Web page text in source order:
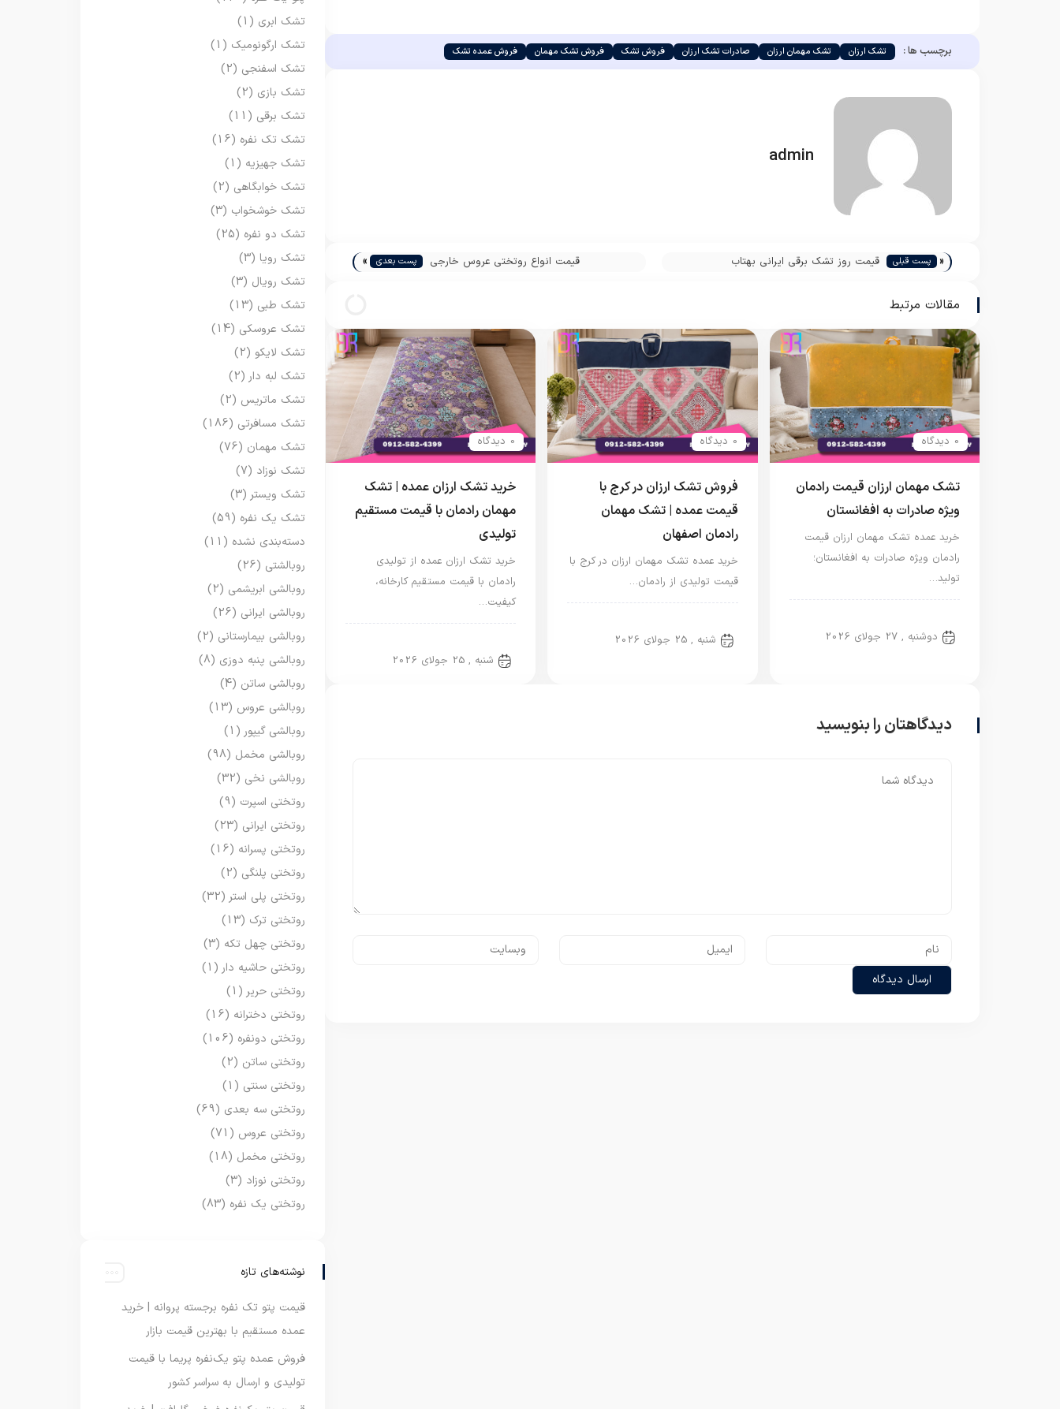
برچسب ها : تشک ارزان تشک مهمان ارزان صادرات تشک ارزان فروش تشک فروش تشک مهمان فروش عمده تشک
admin
« پست قبلی قیمت روز تشک برقی ایرانی بهتاب قیمت انواع روتختی عروس خارجی پست بعدی »
مقالات مرتبط
0 دیدگاه
تشک مهمان ارزان قیمت رادمان
ویژه صادرات به افغانستان
خرید عمده تشک مهمان ارزان قیمت
رادمان ویژه صادرات به افغانستان؛
تولید…
دوشنبه , 27 جولای 2026
0 دیدگاه
فروش تشک ارزان در کرج با
قیمت عمده | تشک مهمان
رادمان اصفهان
خرید عمده تشک مهمان ارزان در کرج با
قیمت تولیدی از رادمان…
شنبه , 25 جولای 2026
0 دیدگاه
خرید تشک ارزان عمده | تشک
مهمان رادمان با قیمت مستقیم
تولیدی
خرید تشک ارزان عمده از تولیدی
رادمان با قیمت مستقیم کارخانه،
کیفیت…
شنبه , 25 جولای 2026
دیدگاهتان را بنویسید
تشک ابری (1)
تشک ارگونومیک (1)
تشک اسفنجی (2)
تشک بازی (2)
تشک برقی (11)
تشک تک نفره (16)
تشک جهیزیه (1)
تشک خوابگاهی (2)
تشک خوشخواب (3)
تشک دو نفره (25)
تشک رویا (3)
تشک رویال (3)
تشک طبی (13)
تشک عروسکی (14)
تشک لایکو (2)
تشک لبه دار (2)
تشک ماتریس (2)
تشک مسافرتی (186)
تشک مهمان (76)
تشک نوزاد (7)
تشک ویستر (3)
تشک یک نفره (59)
دسته‌بندی نشده (11)
روبالشتی (26)
روبالشی ابریشمی (2)
روبالشی ایرانی (26)
روبالشی بیمارستانی (2)
روبالشی پنبه دوزی (8)
روبالشی ساتن (4)
روبالشی عروس (13)
روبالشی گیپور (1)
روبالشی مخمل (98)
روبالشی نخی (32)
روتختی اسپرت (9)
روتختی ایرانی (23)
روتختی پسرانه (16)
روتختی پلنگی (2)
روتختی پلی استر (32)
روتختی ترک (13)
روتختی چهل تکه (3)
روتختی حاشیه دار (1)
روتختی حریر (1)
روتختی دخترانه (16)
روتختی دونفره (106)
روتختی ساتن (2)
روتختی سنتی (1)
روتختی سه بعدی (69)
روتختی عروس (71)
روتختی مخمل (18)
روتختی نوزاد (3)
روتختی یک نفره (83)
نوشته‌های تازه
قیمت پتو تک نفره برجسته پروانه | خرید
عمده مستقیم با بهترین قیمت بازار
فروش عمده پتو یک‌نفره پریما با قیمت
تولیدی و ارسال به سراسر کشور